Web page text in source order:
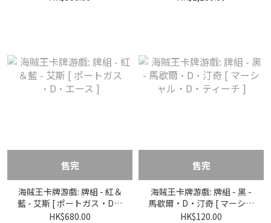
售完
海賊王卡牌游戲: 牌組 - 紅＆
藍 - 艾斯 [ ポートガス·D·
エース ]
HK$680.00
售完
海賊王卡牌游戲: 牌組 - 黑 -
馬歇爾·D·汀奇 [ マーシャ
ル・D・ティーチ ]
HK$120.00